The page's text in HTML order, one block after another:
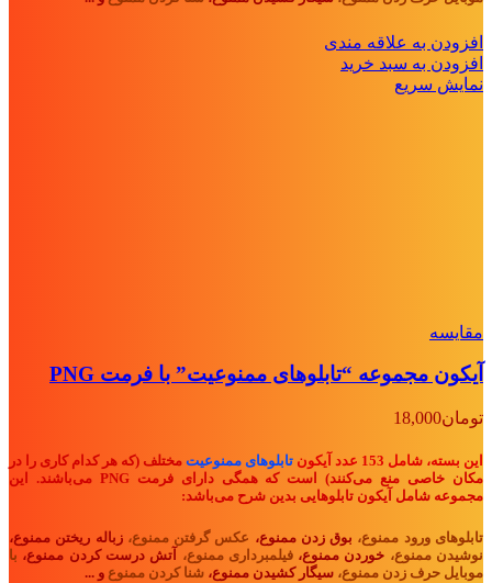
افزودن به علاقه مندی
افزودن به سبد خرید
نمایش سریع
مقايسه
آیکون مجموعه “تابلوهای ممنوعیت” با فرمت PNG
تومان18,000
این بسته، شامل 153 عدد آیکون تابلوهای ممنوعیت مختلف (که هر کدام کاری را در
مکان خاصی منع می‌کنند) است که همگی دارای فرمت PNG می‌باشند. این
مجموعه شامل آیکون تابلوهایی بدین شرح می‌باشد:
تابلوهای ورود ممنوع، بوق زدن ممنوع، عکس گرفتن ممنوع، زباله ریختن ممنوع،
نوشیدن ممنوع، خوردن ممنوع،فیلمبرداری ممنوع، آتش درست کردن ممنوع، با
موبایل حرف زدن ممنوع، سیگار کشیدن ممنوع، شنا کردن ممنوع و ...